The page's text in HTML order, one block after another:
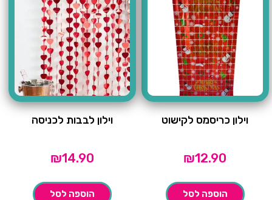
וילון כריסמס לקישוט
₪12.90
הוספה לסל
וילון לבבות לכניסה
₪14.90
הוספה לסל